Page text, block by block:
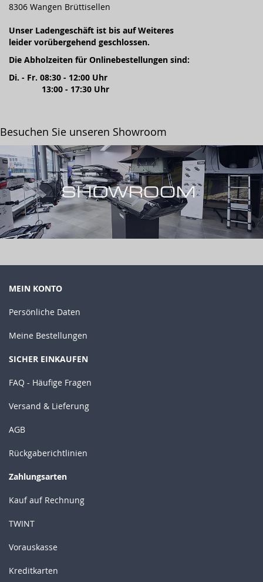
8306 Wangen Brüttisellen
Unser Ladengeschäft ist bis auf Weiteres
leider vorübergehend geschlossen.
Die Abholzeiten für Onlinebestellungen sind:
Di. - Fr. 08:30 - 12:00 Uhr
13:00 - 17:30 Uhr
Besuchen Sie unseren Showroom
MEIN KONTO
Persönliche Daten
Meine Bestellungen
SICHER EINKAUFEN
FAQ - Häufige Fragen
Versand & Lieferung
AGB
Rückgaberichtlinien
Zahlungsarten
Kauf auf Rechnung
TWINT
Vorauskasse
Kreditkarten